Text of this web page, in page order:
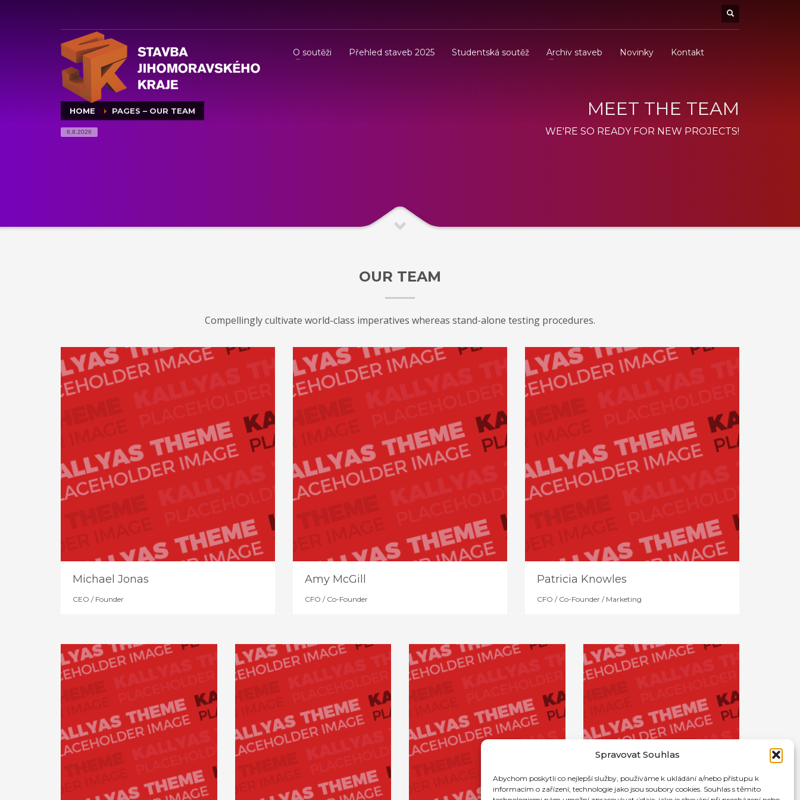
Spravovat Souhlas
Abychom poskytli co nejlepší služby, používáme k ukládání a/nebo přístupu k
informacím o zařízení, technologie jako jsou soubory cookies. Souhlas s těmito
O soutěži Přehled staveb 2025 Studentská soutěž Archiv staveb Novinky Kontakt
HOME PAGES – OUR TEAM
6.8.2026
MEET THE TEAM
WE'RE SO READY FOR NEW PROJECTS!
OUR TEAM
Compellingly cultivate world-class imperatives whereas stand-alone testing procedures.
Michael Jonas
CEO / Founder
Amy McGill
CFO / Co-Founder
Patricia Knowles
CFO / Co-Founder / Marketing